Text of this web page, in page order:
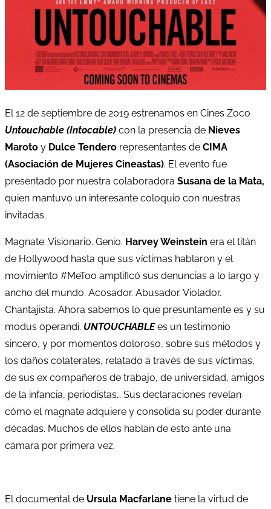
El 12 de septiembre de 2019 estrenamos en Cines Zoco
Untouchable (Intocable) con la presencia de Nieves
Maroto y Dulce Tendero representantes de CIMA
(Asociación de Mujeres Cineastas). El evento fue
presentado por nuestra colaboradora Susana de la Mata,
quien mantuvo un interesante coloquio con nuestras
invitadas.
Magnate. Visionario. Genio. Harvey Weinstein era el titán
de Hollywood hasta que sus víctimas hablaron y el
movimiento #MeToo amplificó sus denuncias a lo largo y
ancho del mundo. Acosador. Abusador. Violador.
Chantajista. Ahora sabemos lo que presuntamente es y su
modus operandi. UNTOUCHABLEes un testimonio
sincero, y por momentos doloroso, sobre sus métodos y
los daños colaterales, relatado a través de sus víctimas,
de sus ex compañeros de trabajo, de universidad, amigos
de la infancia, periodistas… Sus declaraciones revelan
cómo el magnate adquiere y consolida su poder durante
décadas. Muchos de ellos hablan de esto ante una
cámara por primera vez.
El documental de Ursula Macfarlane tiene la virtud de